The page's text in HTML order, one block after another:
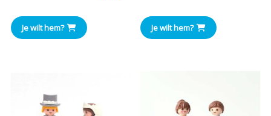
Je wilt hem? Je wilt hem?